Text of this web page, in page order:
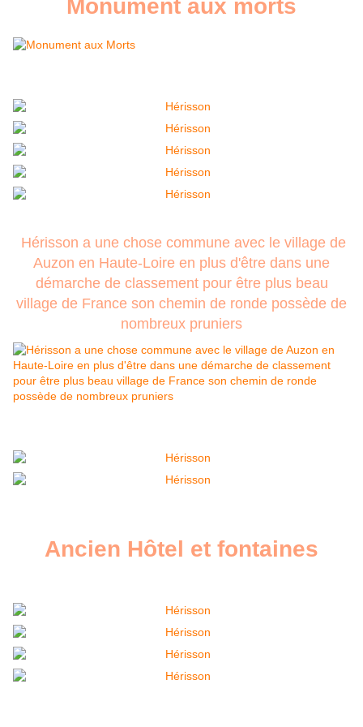
Monument aux morts
Hérisson a une chose commune avec le village de
Auzon en Haute-Loire en plus d'être dans une
démarche de classement pour être plus beau
village de France son chemin de ronde possède de
nombreux pruniers
Ancien Hôtel et fontaines